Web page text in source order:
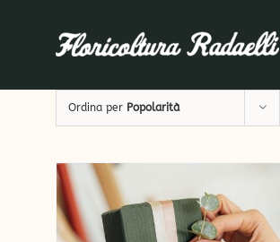
contenuto
Ordina per Popolarità